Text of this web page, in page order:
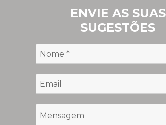
ENVIE AS SUAS
SUGESTÕES